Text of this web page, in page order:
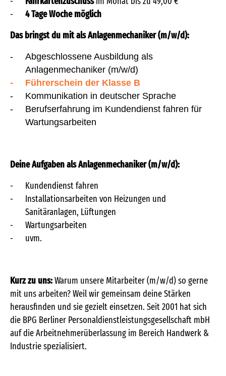
4 Tage Woche möglich
Das bringst du mit als Anlagenmechaniker (m/w/d):
Abgeschlossene Ausbildung als
Anlagenmechaniker (m/w/d)
Führerschein der Klasse B
Kommunikation in deutscher Sprache
Berufserfahrung im Kundendienst fahren für
Wartungsarbeiten
Deine Aufgaben als Anlagenmechaniker (m/w/d):
Kundendienst fahren
Installationsarbeiten von Heizungen und
Sanitäranlagen, Lüftungen
Wartungsarbeiten
uvm.
Kurz zu uns:Warum unsere Mitarbeiter (m/w/d) so gerne
mit uns arbeiten? Weil wir gemeinsam deine Stärken
herausfinden und sie gezielt einsetzen. Seit 2001 hat sich
die BPG Berliner Personaldienstleistungsgesellschaft mbH
auf die Arbeitnehmerüberlassung im Bereich Handwerk &
Industrie spezialisiert.